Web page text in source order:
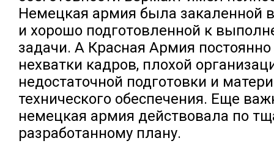
Немецкая армия была закаленной
и хорошо подготовленной к
задачи. А Красная Армия постоянно
нехватки кадров, плохой
недостаточной подготовки и
технического обеспечения. Еще
немецкая армия действовала по
разработанному плану.